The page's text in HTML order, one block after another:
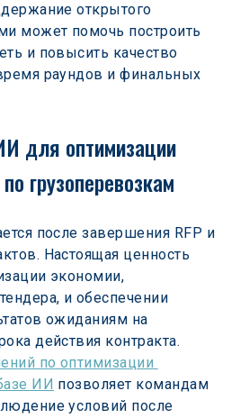
открытого
может помочь построить
и повысить качество
раундов и финальных
для оптимизации
грузоперевозкам
после завершения RFP и
Настоящая ценность
экономии,
и обеспечении
ожиданиям на
действия контракта.
по оптимизации
ИИ позволяет командам
условий после